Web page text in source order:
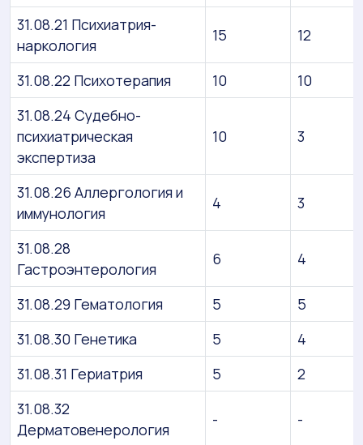
31.08.21 Психиатрия-
наркология
15 12
31.08.22 Психотерапия 10
10
31.08.24 Судебно-
психиатрическая
экспертиза
10 3
31.08.26 Аллергология и
иммунология
4 3
31.08.28
Гастроэнтерология
6 4
31.08.29 Гематология 5
5
31.08.30 Генетика
5
4
31.08.31 Гериатрия
5
2
31.08.32
Дерматовенерология
- -